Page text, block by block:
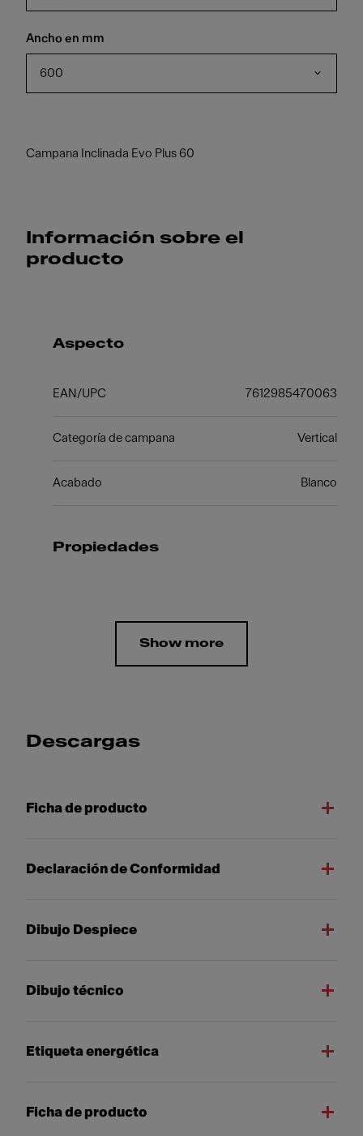
Ancho en mm
600
Campana Inclinada Evo Plus 60
Información sobre el
producto
Aspecto
EAN/UPC 7612985470063
Categoría de campana Vertical
Acabado Blanco
Propiedades
Show more
Descargas
Ficha de producto
Declaración de Conformidad
Dibujo Despiece
Dibujo técnico
Etiqueta energética
Ficha de producto